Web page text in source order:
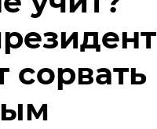
сорвать